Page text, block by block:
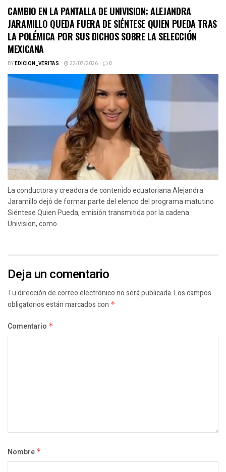
CAMBIO EN LA PANTALLA DE UNIVISION: ALEJANDRA
JARAMILLO QUEDA FUERA DE SIÉNTESE QUIEN PUEDA TRAS
LA POLÉMICA POR SUS DICHOS SOBRE LA SELECCIÓN
MEXICANA
BYEDICION_VERITAS 22/07/2026 0
La conductora y creadora de contenido ecuatoriana Alejandra
Jaramillo dejó de formar parte del elenco del programa matutino
Siéntese Quien Pueda, emisión transmitida por la cadena
Univision, como...
Deja un comentario
Tu dirección de correo electrónico no será publicada.Los campos
obligatorios están marcados con *
Comentario *
Nombre *